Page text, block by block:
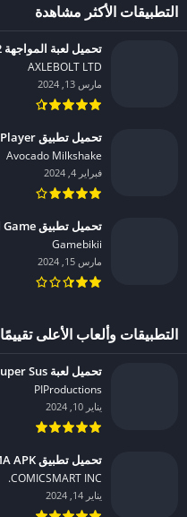
التطبيقات الأكثر مشاهدة
تحميل لعبة المواجهة 2 مهكرة للاندرويد 2024
AXLEBOLT LTD‏
مارس 13, 2024
تحميل تطبيق Provid Video Player مهكر للاندرويد 2024
Avocado Milkshake‏
فبراير 4, 2024
تحميل تطبيق Bikii Cloud Game مهكر للاندرويد 2024
Gamebikii‏
مارس 15, 2024
التطبيقات وألعاب الأعلى تقييمًا
تحميل لعبة Super Sus مهكرة للاندرويد 2024
PIProductions‏
يناير 10, 2024
تحميل تطبيق GANMA APK مهكر للاندرويد 2024
COMICSMART INC.‏
يناير 14, 2024